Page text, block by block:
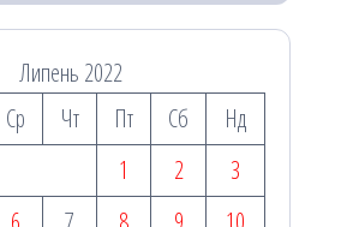
Липень 2022
Ср Чт Пт Сб
Нд
1
2
3